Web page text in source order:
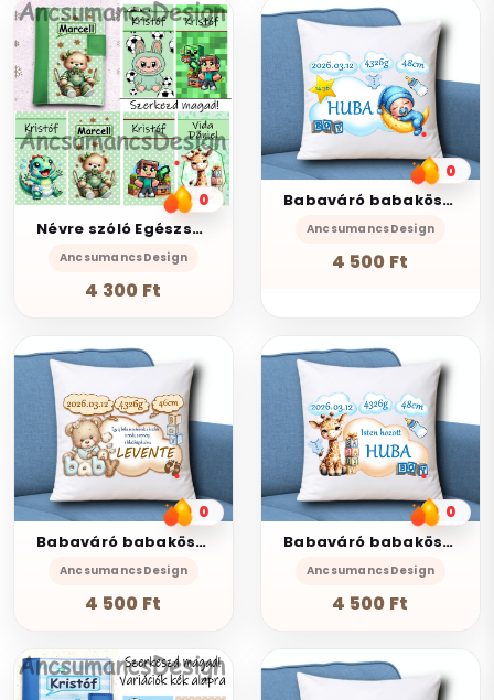
0
Névre szóló Egészségügyi kiskönyv borító Szerkesztő ZÖLD alapra
AncsumancsDesign
4 300 Ft
0
Babaváró babaköszöntő Díszpárna névvel adatokkal 35x35cm Fiú001
AncsumancsDesign
4 500 Ft
0
Babaváró babaköszöntő Díszpárna névvel adatokkal 35x35cm Fiú 005
AncsumancsDesign
4 500 Ft
0
Babaváró babaköszöntő Díszpárna névvel adatokkal 35x35cm Fiú002
AncsumancsDesign
4 500 Ft